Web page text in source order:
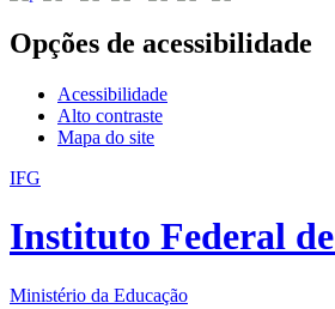
Opções de acessibilidade
Acessibilidade
Alto contraste
Mapa do site
IFG
Instituto Federal
Ministério da Educação